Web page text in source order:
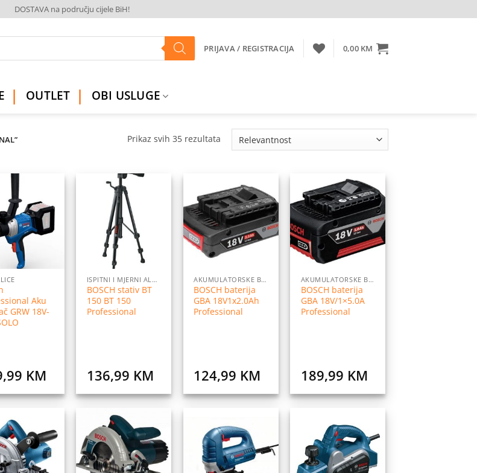
DOSTAVA na području cijele BiH!
PRIJAVA / REGISTRACIJA 0,00 KM
OUTLET OBI USLUGE
Prikaz svih 35 rezultataSorted
Dodaj
na
listu
želja
Aku
GRW 18V-
KM
ISPITNI I MJERNI ALATI
BOSCH stativ BT
150 BT 150
Professional
136,99 KM
Dodaj
na
listu
želja
AKUMULATORSKE BATERIJE I PUNJAČI
BOSCH baterija
GBA 18V1x2.0Ah
Professional
124,99 KM
Dodaj
listu
želja
AKUMULATORSKE BATERIJE I PUNJAČI
BOSCH baterija
GBA 18V/1×5.0A
Professional
189,99 KM
Dodaj
na
listu
želja
Dodaj
na
listu
želja
Dodaj
na
listu
Dodaj
na
listu
želja